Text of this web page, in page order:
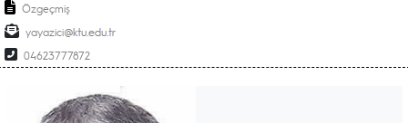
Özgeçmiş
yayazici
04623777872